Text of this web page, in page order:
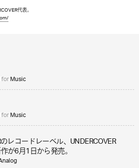
代表。
forMusic
forMusic
レコードレーベル、UNDERCOVER
が6月1日から発売。